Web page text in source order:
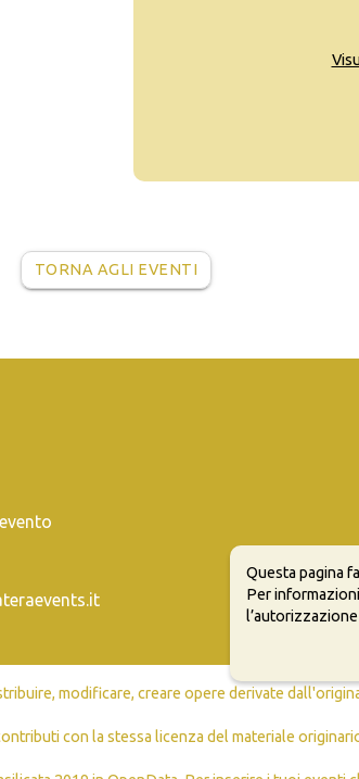
TORNA AGLI EVENTI
modificare, creare opere derivate
con la stessa licenza del materiale
Questa pagina
Per